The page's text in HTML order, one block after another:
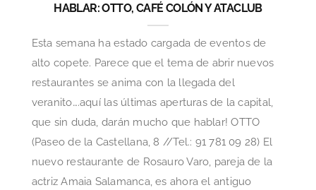
HABLAR: OTTO, CAFÉ COLÓN Y ATACLUB
Esta semana ha estado cargada de eventos de
alto copete. Parece que el tema de abrir nuevos
restaurantes se anima con la llegada del
veranito….aquí las últimas aperturas de la capital,
que sin duda, darán mucho que hablar! OTTO
(Paseo de la Castellana, 8 //Tel.: 91 781 09 28) El
nuevo restaurante de Rosauro Varo, pareja de la
actriz Amaia Salamanca, es ahora el antiguo